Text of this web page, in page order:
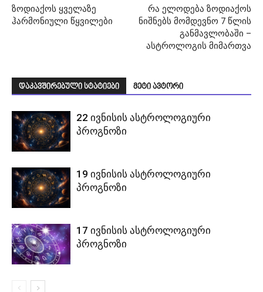
ზოდიაქოს ყველაზე
ჰარმონიული წყვილები
რა ელოდება ზოდიაქოს
ნიშნებს მომდევნო 7 წლის
განმავლობაში –
ასტროლოგის მიმართვა
დაკავშირებული სტატიები მეტი ავტორი
22 ივნისის ასტროლოგიური
პროგნოზი
19 ივნისის ასტროლოგიური
პროგნოზი
17 ივნისის ასტროლოგიური
პროგნოზი